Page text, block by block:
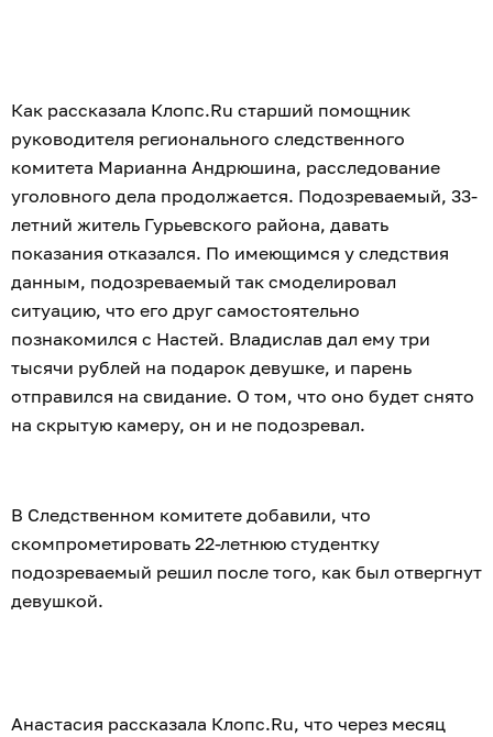
Как рассказала Клопс.Ru старший помощник
руководителя регионального следственного
комитета Марианна Андрюшина, расследование
уголовного дела продолжается. Подозреваемый, 33-
летний житель Гурьевского района, давать
показания отказался. По имеющимся у следствия
данным, подозреваемый так смоделировал
ситуацию, что его друг самостоятельно
познакомился с Настей. Владислав дал ему три
тысячи рублей на подарок девушке, и парень
отправился на свидание. О том, что оно будет снято
на скрытую камеру, он и не подозревал.
В Следственном комитете добавили, что
скомпрометировать 22-летнюю студентку
подозреваемый решил после того, как был отвергнут
девушкой.
Анастасия рассказала Клопс.Ru, что через месяц